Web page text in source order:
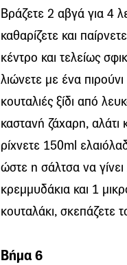
Βράζετε 2 αβγά για 4
καθαρίζετε και
κέντρο και τελείως
λιώνετε με ένα
κουταλιές ξίδι από
καστανή ζάχαρη, αλάτι
ρίχνετε 150ml
ώστε η σάλτσα να
κρεμμυδάκια και 1
κουταλάκι, σκεπάζετε
Βήμα 6